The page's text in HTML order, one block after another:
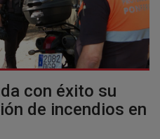
con éxito su
de incendios en